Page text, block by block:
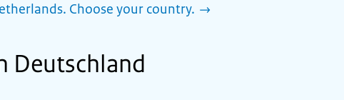
Choose your country.
Deutschland